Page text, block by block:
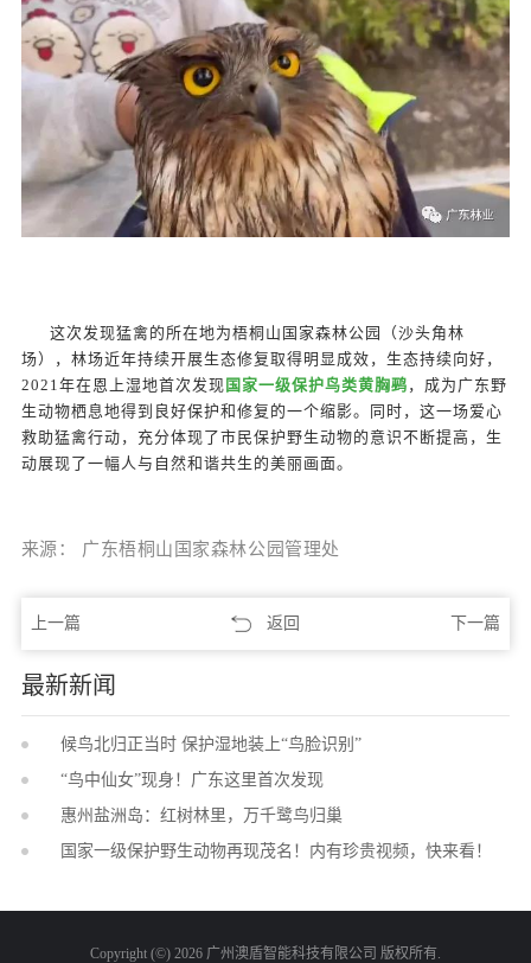
这次发现猛禽的所在地为梧桐山国家森林公园（沙头角林
场），林场近年持续开展生态修复取得明显成效，生态持续向好，
2021年在恩上湿地首次发现 国家一级保护鸟类黄胸鹀 ，成为广东野
生动物栖息地得到良好保护和修复的一个缩影。同时，这一场爱心
救助猛禽行动，充分体现了市民保护野生动物的意识不断提高，生
动展现了一幅人与自然和谐共生的美丽画面。
来源： 广东梧桐山国家森林公园管理处
上一篇 返回 下一篇
最新新闻
候鸟北归正当时 保护湿地装上“鸟脸识别”
“鸟中仙女”现身！广东这里首次发现
惠州盐洲岛：红树林里，万千鹭鸟归巢
国家一级保护野生动物再现茂名！内有珍贵视频，快来看！
Copyright (©) 2026 广州澳盾智能科技有限公司 版权所有.